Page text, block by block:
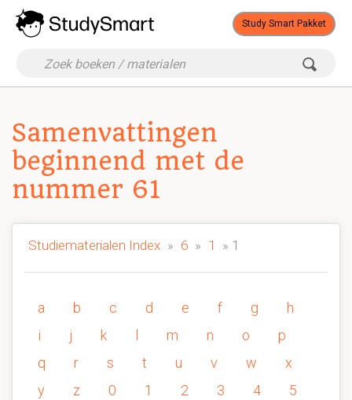
Study Smart Pakket
Samenvattingen
beginnend met de
nummer 61
Studiematerialen Index » 6 » 1 » 1
a b c d e f g
h
i
j k m n o
p
q
r s t u v w
x
y
z 0 1 2 3 4
5